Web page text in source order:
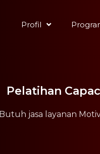
Profil
Pelatihan
Butuh jasa layanan